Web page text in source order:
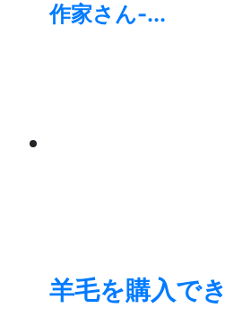
作家さん-...
羊毛を購入で